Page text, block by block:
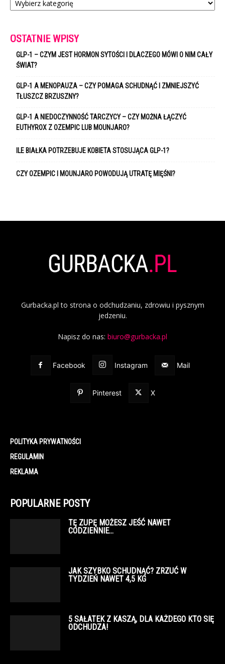
OSTATNIE WPISY
GLP-1 – CZYM JEST HORMON SYTOŚCI I DLACZEGO MÓWI O NIM CAŁY
ŚWIAT?
GLP-1 A MENOPAUZA – CZY POMAGA SCHUDNĄĆ I ZMNIEJSZYĆ
TŁUSZCZ BRZUSZNY?
GLP-1 A NIEDOCZYNNOŚĆ TARCZYCY – CZY MOŻNA ŁĄCZYĆ
EUTHYROX Z OZEMPIC LUB MOUNJARO?
ILE BIAŁKA POTRZEBUJE KOBIETA STOSUJĄCA GLP-1?
CZY OZEMPIC I MOUNJARO POWODUJĄ UTRATĘ MIĘŚNI?
Gurbacka.pl to strona o odchudzaniu, zdrowiu i pysznym
jedzeniu.
Napisz do nas: biuro@gurbacka.pl
Facebook Instagram Mail
Pinterest X
POLITYKA PRYWATNOŚCI
REGULAMIN
REKLAMA
POPULARNE POSTY
TĘ ZUPĘ MOŻESZ JEŚĆ NAWET
CODZIENNIE…
JAK SZYBKO SCHUDNĄĆ? ZRZUĆ W
TYDZIEŃ NAWET 4,5 KG
5 SAŁATEK Z KASZĄ, DLA KAŻDEGO KTO SIĘ
ODCHUDZA!